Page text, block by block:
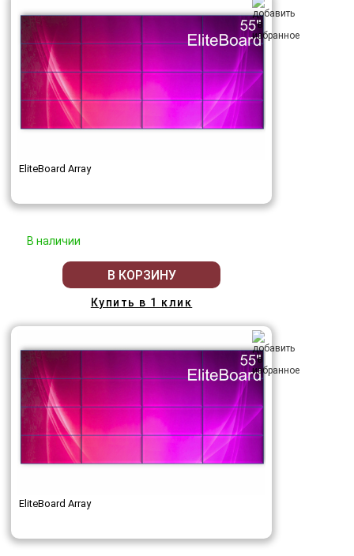
EliteBoard Array
В наличии
В КОРЗИНУ
Купить в 1 клик
EliteBoard Array